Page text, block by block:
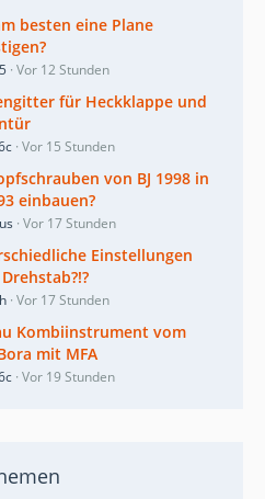
besten eine Plane
Vor 12 Stunden
für Heckklappe und
Vor 15 Stunden
von BJ 1998 in
einbauen?
Vor 17 Stunden
Einstellungen
Vor 17 Stunden
Kombiinstrument vom
mit MFA
Vor 19 Stunden